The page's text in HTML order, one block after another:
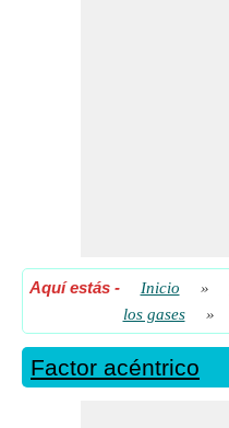
Aquí estás- Inicio »
los gases
»
Factor acéntrico